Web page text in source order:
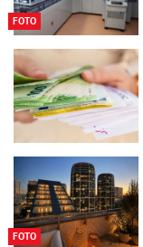
FOTO
FOTO